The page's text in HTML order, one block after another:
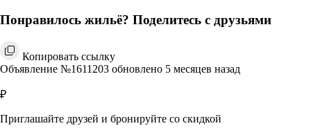
Понравилось жильё? Поделитесь с друзьями
Копировать ссылку
Объявление №1611203 обновлено 5 месяцев назад
₽
Приглашайте друзей и бронируйте со скидкой